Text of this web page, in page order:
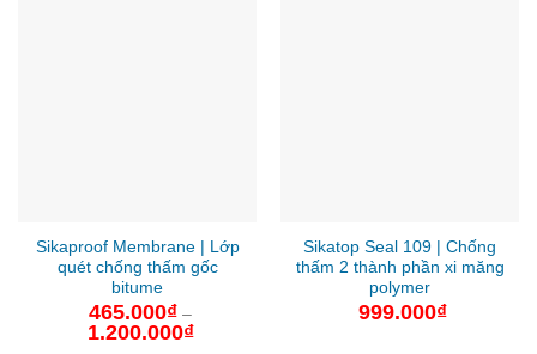
Sikaproof Membrane | Lớp
quét chống thấm gốc
bitume
465.000₫ –
1.200.000₫Khoảng
Sikatop Seal 109 | Chống
thấm 2 thành phần xi măng
polymer
999.000₫